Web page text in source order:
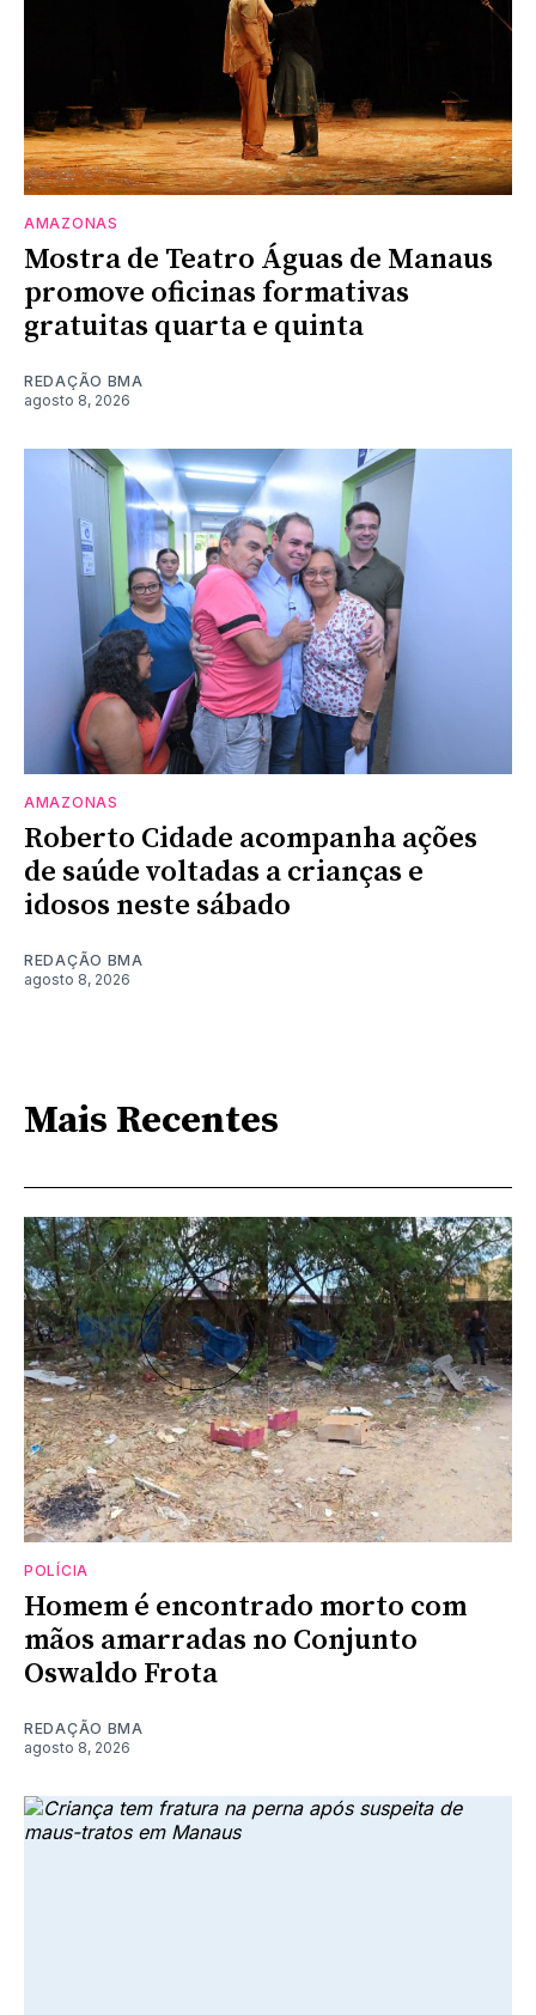
AMAZONAS
Mostra de Teatro Águas de Manaus
promove oficinas formativas
gratuitas quarta e quinta
REDAÇÃO BMA
agosto 8, 2026
AMAZONAS
Roberto Cidade acompanha ações
de saúde voltadas a crianças e
idosos neste sábado
REDAÇÃO BMA
agosto 8, 2026
Mais Recentes
POLÍCIA
Homem é encontrado morto com
mãos amarradas no Conjunto
Oswaldo Frota
REDAÇÃO BMA
agosto 8, 2026